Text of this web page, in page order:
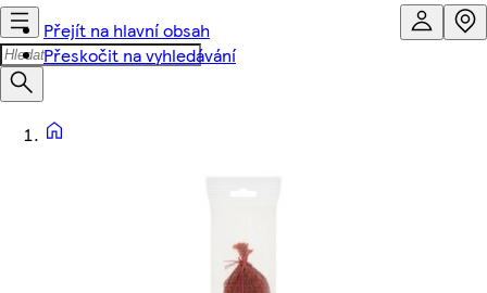
Přejít na hlavní obsah
Přeskočit na vyhledávání